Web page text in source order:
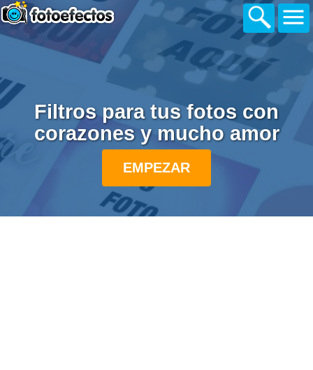
Filtros para tus fotos con
corazones y mucho amor
EMPEZAR